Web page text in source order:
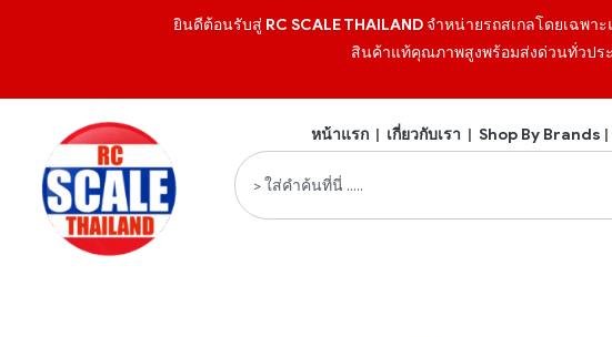
ยินดีต้อนรับสู่ RC SCALE THAILANDจำหน่ายรถสเกลโดยเฉพา
สินค้าแท้คุณภาพสูงพร้อมส่งด่วนทั่วปร
หน้าแรก| เกี่ยวกับเรา | Shop By Brands |